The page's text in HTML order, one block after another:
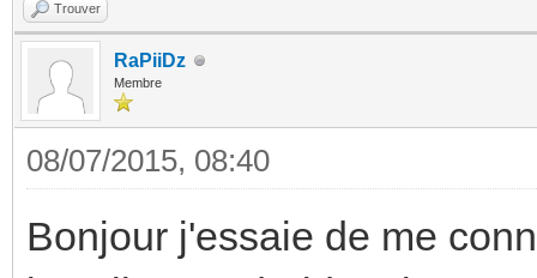
Trouver
RaPiiDz
Membre
08/07/2015, 08:40
Bonjour j'essaie de me